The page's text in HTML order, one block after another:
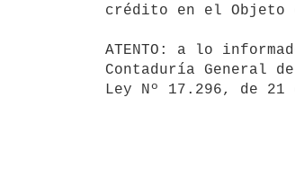
crédito en el Objeto
ATENTO: a lo
Contaduría General
Ley Nº 17.296, de